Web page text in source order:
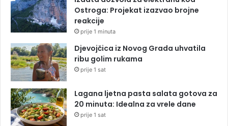
Ostroga: Projekat izazvao brojne
reakcije
prije 1 minuta
Djevojčica iz Novog Grada uhvatila
ribu golim rukama
prije 1 sat
Lagana ljetna pasta salata gotova za
20 minuta: Idealna za vrele dane
prije 1 sat